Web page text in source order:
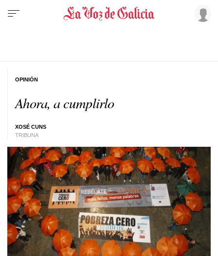
Ahora, a cumplirlo
XOSÉ CUNS
TRIBUNA
OPINIÓN